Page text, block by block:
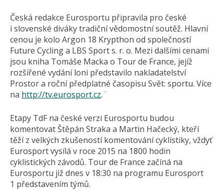
Česká redakce Eurosportu připravila pro české
i slovenské diváky tradiční vědomostní soutěž. Hlavní
cenou je kolo Argon 18 Krypthon od společností
Future Cycling a LBS Sport s. r. o. Mezi dalšími cenami
jsou kniha Tomáše Macka o Tour de France, jejíž
rozšířené vydání loni představilo nakladatelství
Prostor a roční předplatné časopisu Svět: sportu. Více
na http://tv.eurosport.cz.¨
Etapy TdF na české verzi Eurosportu budou
komentovat Štěpán Straka a Martin Hačecký, kteří
těží z velkých zkušeností komentování cyklistiky, vždyť
Eurosport vysílá v roce 2015 na 1800 hodin
cyklistických závodů. Tour de France začíná na
Eurosportu již dnes v 18:30 na programu Eurosport
1 představením tý­mů.